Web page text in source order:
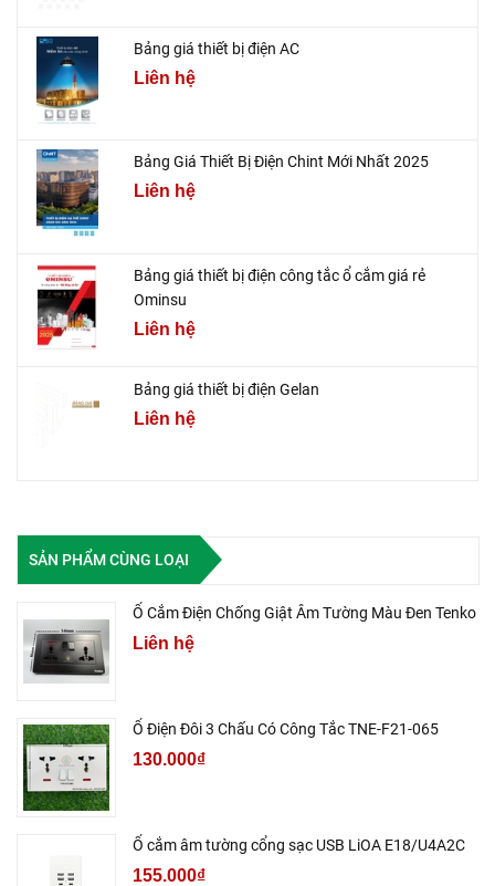
Bảng giá thiết bị điện AC
Liên hệ
Bảng Giá Thiết Bị Điện Chint Mới Nhất 2025
Liên hệ
Bảng giá thiết bị điện công tắc ổ cắm giá rẻ
Ominsu
Liên hệ
Bảng giá thiết bị điện Gelan
Liên hệ
SẢN PHẨM CÙNG LOẠI
Ổ Cắm Điện Chống Giật Âm Tường Màu Đen Tenko
Liên hệ
Ổ Điện Đôi 3 Chấu Có Công Tắc TNE-F21-065
130.000₫
Ổ cắm âm tường cổng sạc USB LiOA E18/U4A2C
155.000₫